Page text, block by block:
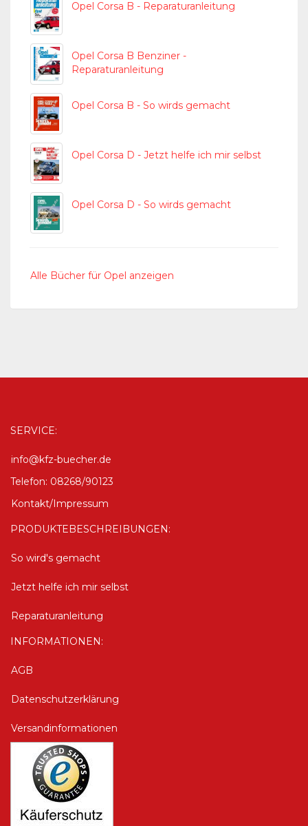
Opel Corsa B - Reparaturanleitung
Opel Corsa B Benziner -
Reparaturanleitung
Opel Corsa B - So wirds gemacht
Opel Corsa D - Jetzt helfe ich mir selbst
Opel Corsa D - So wirds gemacht
Alle Bücher für Opel anzeigen
SERVICE:
info@kfz-buecher.de
Telefon: 08268/90123
Kontakt/Impressum
PRODUKTEBESCHREIBUNGEN:
So wird's gemacht
Jetzt helfe ich mir selbst
Reparaturanleitung
INFORMATIONEN:
AGB
Datenschutzerklärung
Versandinformationen